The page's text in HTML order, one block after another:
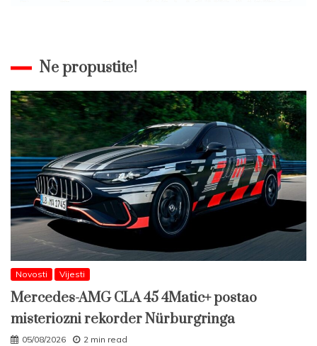
Ne propustite!
Novosti Vijesti
Mercedes-AMG CLA 45 4Matic+ postao
misteriozni rekorder Nürburgringa
05/08/2026 2 min read